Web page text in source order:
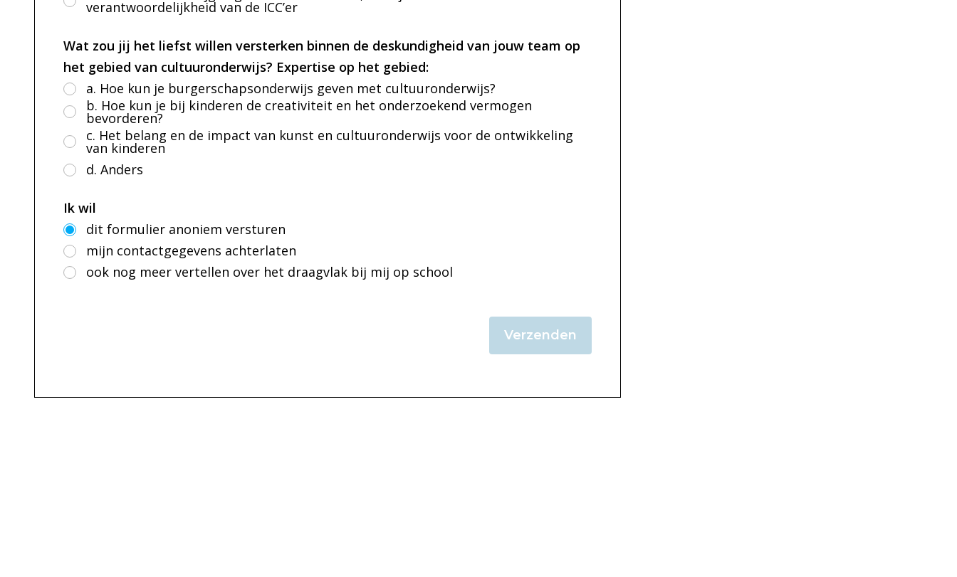
verantwoordelijkheid van de ICC’er
Wat zou jij het liefst willen versterken binnen de deskundigheid van jouw team op
het gebied van cultuuronderwijs? Expertise op het gebied:
a. Hoe kun je burgerschapsonderwijs geven met cultuuronderwijs?
b. Hoe kun je bij kinderen de creativiteit en het onderzoekend vermogen
bevorderen?
c. Het belang en de impact van kunst en cultuuronderwijs voor de ontwikkeling
van kinderen
d. Anders
Ik wil
dit formulier anoniem versturen
mijn contactgegevens achterlaten
ook nog meer vertellen over het draagvlak bij mij op school
Verzenden